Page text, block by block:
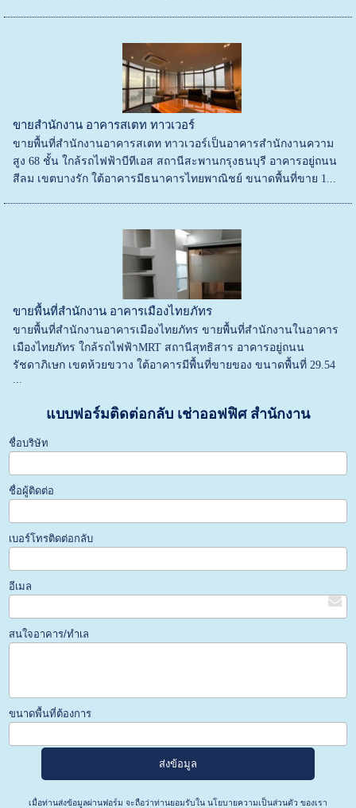
ขายสำนักงาน อาคารสเตท ทาวเวอร์
ขายพื้นที่สำนักงานอาคารสเตท ทาวเวอร์เป็นอาคารสำนักงานความ
สูง 68 ชั้น ใกล้รถไฟฟ้าบีทีเอส สถานีสะพานกรุงธนบุรี อาคารอยู่ถนน
สีลม เขตบางรัก ใต้อาคารมีธนาคารไทยพาณิชย์ ขนาดพื้นที่ขาย 1...
ขายพื้นที่สำนักงาน อาคารเมืองไทยภัทร
ขายพื้นที่สำนักงานอาคารเมืองไทยภัทร ขายพื้นที่สำนักงานในอาคาร
เมืองไทยภัทร ใกล้รถไฟฟ้าMRT สถานีสุทธิสาร อาคารอยู่ถนน
รัชดาภิเษก เขตห้วยขวาง ใต้อาคารมีพื้นที่ขายของ ขนาดพื้นที่ 29.54
...
แบบฟอร์มติดต่อกลับ เช่าออฟฟิศ สำนักงาน
ชื่อบริษัท
ชื่อผู้ติดต่อ
เบอร์โทรติดต่อกลับ
อีเมล
สนใจอาคาร/ทำเล
ขนาดพื้นที่ต้องการ
เมื่อท่านส่งข้อมูลผ่านฟอร์ม จะถือว่าท่านยอมรับในนโยบายความเป็นส่วนตัว ของเรา